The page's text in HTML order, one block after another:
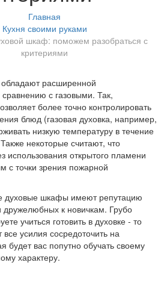
Главная
Кухня своими руками
шкаф: поможем разобраться с
критериями
обладают расширенной
с газовыми. Так,
более точно контролировать
блюд (газовая духовка, например,
низкую температуру в течение
некоторые считают, что
использования открытого пламени
с точки зрения пожарной
духовые шкафы имеют репутацию
к новичкам. Грубо
учиться готовить в духовке - то
все усилия сосредоточить на
будет вас попутно обучать своему
характеру.